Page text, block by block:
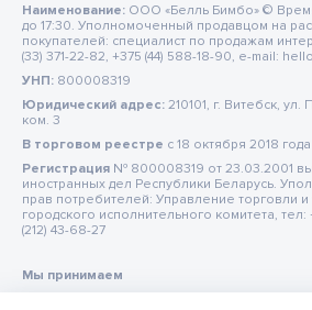
Наименование: ООО «Белль Бимбо» ©
до 17:30. Уполномоченный продавцом на
покупателей: специалист по продажам
(33) 371-22-82, +375 (44) 588-18-90, e-mail:
УНП: 800008319
Юридический адрес: 210101, г. Витебск,
ком. 3
В торговом реестре c 18 октября 2018 года
Регистрация № 800008319 от 23.03.2001
иностранных дел Республики Беларусь.
прав потребителей: Управление торговли и
городского исполнительного комитета, тел:
(212) 43-68-27
Мы принимаем